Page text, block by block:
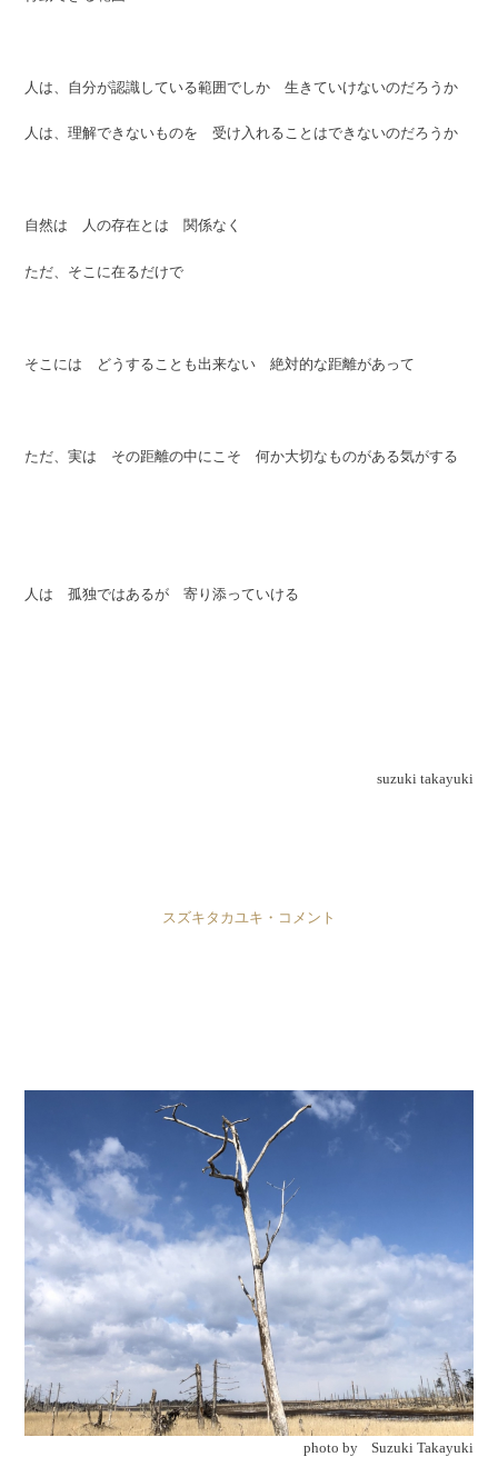
人は、自分が認識している範囲でしか 生きていけないのだろうか
人は、理解できないものを 受け入れることはできないのだろうか
自然は 人の存在とは 関係なく
ただ、そこに在るだけで
そこには どうすることも出来ない 絶対的な距離があって
ただ、実は その距離の中にこそ 何か大切なものがある気がする
人は 孤独ではあるが 寄り添っていける
suzuki takayuki
スズキタカユキ・コメント
photo by Suzuki Takayuki